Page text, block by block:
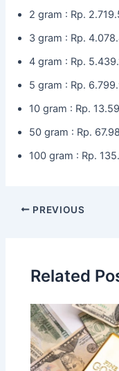
2 gram : Rp.
3 gram : Rp.
4 gram : Rp.
5 gram : Rp.
10 gram : Rp.
50 gram : Rp.
100 gram : Rp.
PREVIOUS
Related